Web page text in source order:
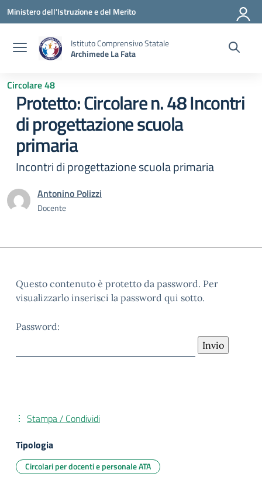
Vai ai contenuti
Vai al menu di navigazione
Vai al footer
Ministero dell'Istruzione e del Merito
Istituto Comprensivo Statale
Archimede La Fata
Circolare 48
Protetto: Circolare n. 48 Incontri
di progettazione scuola
primaria
Incontri di progettazione scuola primaria
Antonino Polizzi
Docente
Questo contenuto è protetto da password. Per
visualizzarlo inserisci la password qui sotto.
Password:
Stampa / Condividi
Tipologia
Circolari per docenti e personale ATA